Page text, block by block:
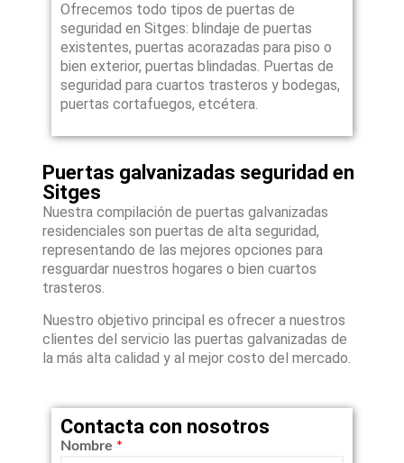
Ofrecemos todo tipos de puertas de
seguridad en Sitges: blindaje de puertas
existentes, puertas acorazadas para piso o
bien exterior, puertas blindadas. Puertas de
seguridad para cuartos trasteros y bodegas,
puertas cortafuegos, etcétera.
Puertas galvanizadas seguridad en
Sitges
Nuestra compilación de puertas galvanizadas
residenciales son puertas de alta seguridad,
representando de las mejores opciones para
resguardar nuestros hogares o bien cuartos
trasteros.
Nuestro objetivo principal es ofrecer a nuestros
clientes del servicio las puertas galvanizadas de
la más alta calidad y al mejor costo del mercado.
Contacta con nosotros
Nombre *